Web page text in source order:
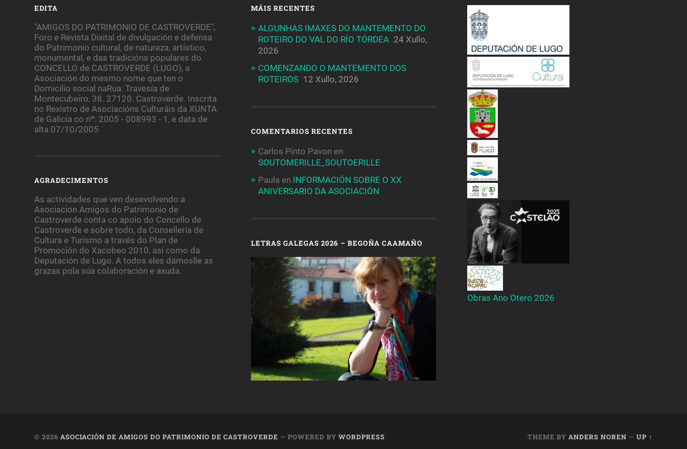
EDITA
"AMIGOS DO PATRIMONIO DE CASTROVERDE",
Foro e Revista Dixital de divulgación e defensa
do Patrimonio cultural, de natureza, artístico,
monumental, e das tradicións populares do
CONCELLO de CASTROVERDE (LUGO), a
Asociación do mesmo nome que ten o
Domicilio social naRua: Travesía de
Montecubeiro, 38. 27120. Castroverde. Inscrita
no Rexistro de Asociacións Culturáis da XUNTA
de Galicia co nº: 2005 - 008993 - 1, e data de
alta 07/10/2005
AGRADECIMENTOS
As actividades que ven desevolvendo a
Asociación Amigos do Patrimonio de
Castroverde conta co apoio do Concello de
Castroverde e sobre todo, da Consellería de
Cultura e Turismo a través do Plan de
Promoción do Xacobeo 2010, así como da
Deputación de Lugo. A todos eles dámoslle as
grazas pola súa colaboración e axuda.
MÁIS RECENTES
ALGUNHAS IMAXES DO MANTEMENTO DO
ROTEIRO DO VAL DO RÍO TÓRDEA 24 Xullo,
2026
COMENZANDO O MANTEMENTO DOS
ROTEIROS 12 Xullo, 2026
COMENTARIOS RECENTES
Carlos Pinto Pavon en
SOUTOMERILLE_SOUTOERILLE
Paula en INFORMACIÓN SOBRE O XX
ANIVERSARIO DA ASOCIACIÓN
LETRAS GALEGAS 2026 – BEGOÑA CAAMAÑO
Obras Ano Otero 2026
© 2026 ASOCIACIÓN DE AMIGOS DO PATRIMONIO DE CASTROVERDE — POWERED BYWORDPRESS THEME BY ANDERS NOREN — UP ↑